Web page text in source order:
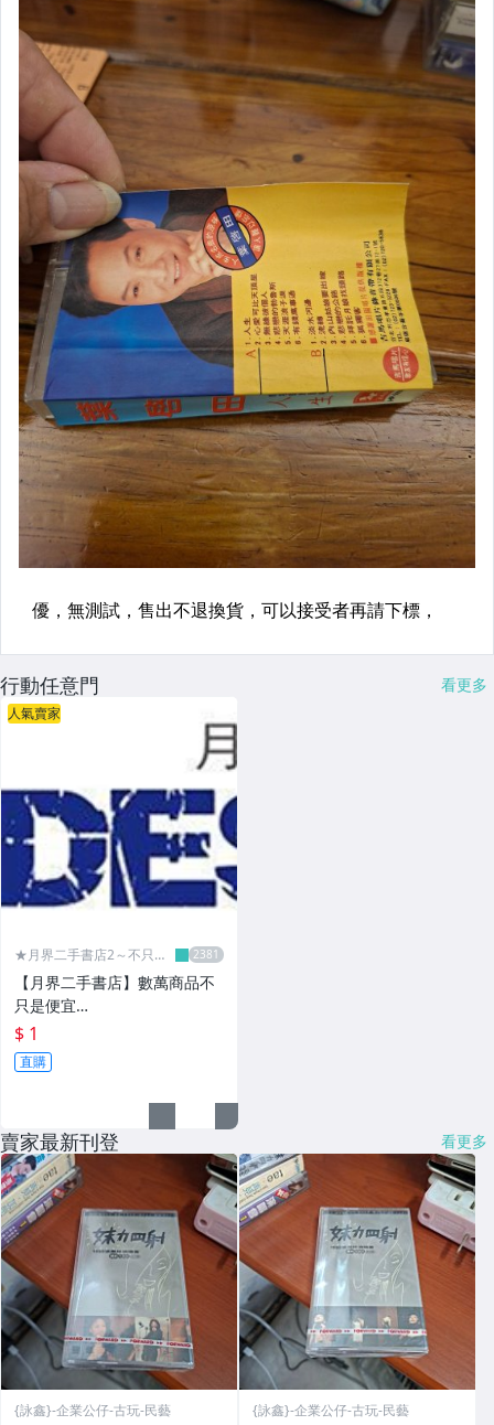
行動任意門 看更多
人氣賣家
★月界二手書店2～不只是
【月界二手書店】數萬商品不
只是便宜…
$ 1
直購
賣家最新刊登 看更多
{詠鑫}-企業公仔-古玩-民藝 {詠鑫}-企業公仔-古玩-民藝